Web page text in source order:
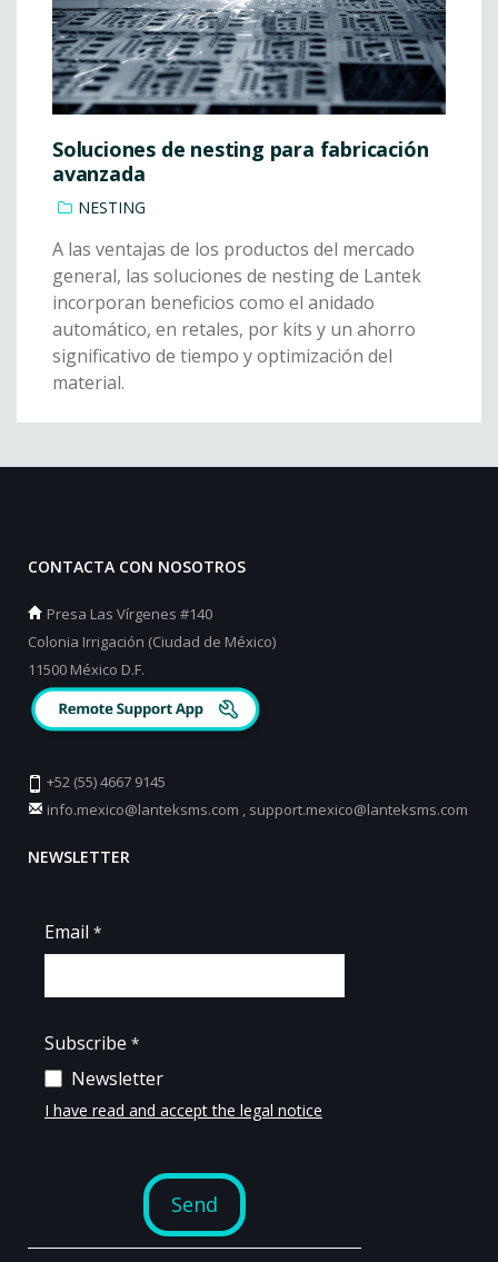
Soluciones de nesting para fabricación
avanzada
NESTING
A las ventajas de los productos del mercado
general, las soluciones de nesting de Lantek
incorporan beneficios como el anidado
automático, en retales, por kits y un ahorro
significativo de tiempo y optimización del
material.
CONTACTA CON NOSOTROS
Presa Las Vírgenes #140
Colonia Irrigación (Ciudad de México)
11500 México D.F.
+52 (55) 4667 9145
info.mexico@lanteksms.com , support.mexico@lanteksms.com
NEWSLETTER